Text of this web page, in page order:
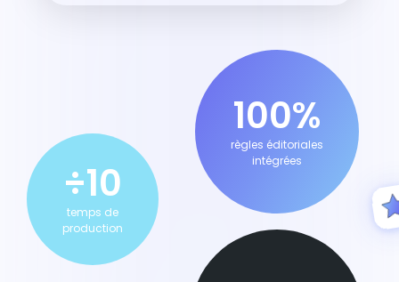
÷10
temps de
production
100%
règles éditoriales
intégrées